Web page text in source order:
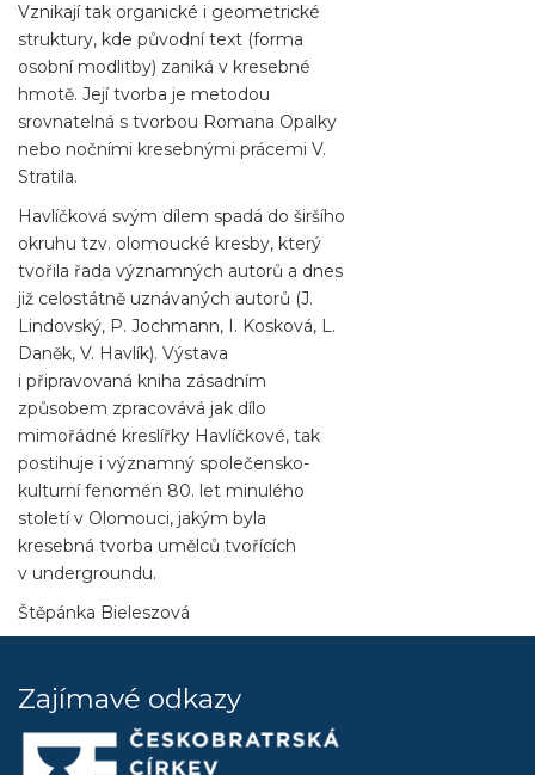
Vznikají tak organické i geometrické
struktury, kde původní text (forma
osobní modlitby) zaniká v kresebné
hmotě. Její tvorba je metodou
srovnatelná s tvorbou Romana Opalky
nebo nočními kresebnými prácemi V.
Stratila.
Havlíčková svým dílem spadá do širšího
okruhu tzv. olomoucké kresby, který
tvořila řada významných autorů a dnes
již celostátně uznávaných autorů (J.
Lindovský, P. Jochmann, I. Kosková, L.
Daněk, V. Havlík). Výstava
i připravovaná kniha zásadním
způsobem zpracovává jak dílo
mimořádné kreslířky Havlíčkové, tak
postihuje i významný společensko-
kulturní fenomén 80. let minulého
století v Olomouci, jakým byla
kresebná tvorba umělců tvořících
v undergroundu.
Štěpánka Bieleszová
Zajímavé odkazy